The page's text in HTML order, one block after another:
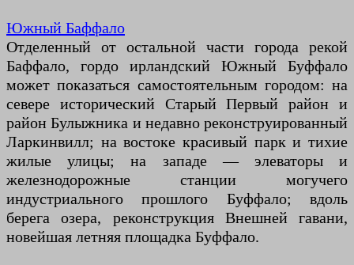
Южный Баффало
Отделенный от остальной части города рекой
Баффало, гордо ирландский Южный Буффало
может показаться самостоятельным городом: на
севере исторический Старый Первый район и
район Булыжника и недавно реконструированный
Ларкинвилл; на востоке красивый парк и тихие
жилые улицы; на западе — элеваторы и
железнодорожные станции могучего
индустриального прошлого Буффало; вдоль
берега озера, реконструкция Внешней гавани,
новейшая летняя площадка Буффало.